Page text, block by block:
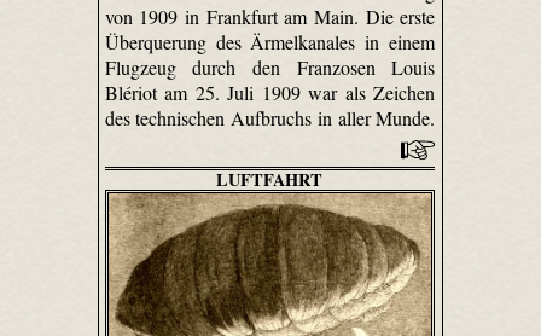
von 1909 in Frankfurt am Main. Die erste
Überquerung des Ärmelkanales in einem
Flugzeug durch den Franzosen Louis
Blériot am 25. Juli 1909 war als Zeichen
des technischen Aufbruchs in aller Munde.
LUFTFAHRT